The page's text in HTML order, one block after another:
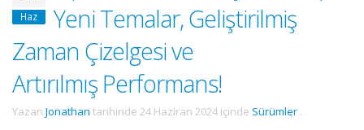
Haz
Yeni Temalar, Geliştirilmiş
Zaman Çizelgesi ve
Artırılmış Performans!
Yazan Jonathan tarihinde 24 Haziran 2024 içinde Sürümler .